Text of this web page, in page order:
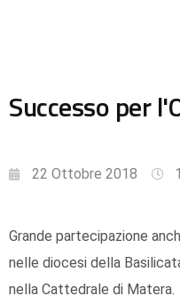
Successo per
22 Ottobre 2018
Grande partecipazione
nelle diocesi della
nella Cattedrale di Matera.